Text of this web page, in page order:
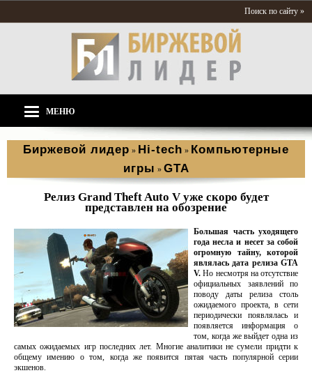
Поиск по сайту »
МЕНЮ
Биржевой лидер » Hi-tech » Компьютерные
игры » GTA
Релиз Grand Theft Auto V уже скоро будет
представлен на обозрение
Большая часть уходящего
года несла и несет за собой
огромную тайну, которой
являлась дата релиза GTA
V.Но несмотря на отсутствие
официальных заявлений по
поводу даты релиза столь
ожидаемого проекта, в сети
периодически появлялась и
появляется информация о
том, когда же выйдет одна из
самых ожидаемых игр последних лет. Многие аналитики не сумели придти к
общему имению о том, когда же появится пятая часть популярной серии
экшенов.